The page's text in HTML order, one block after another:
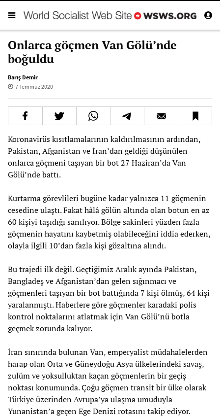
Onlarca göçmen Van Gölü’nde
boğuldu
Barış Demir
7 Temmuz 2020
Koronavirüs kısıtlamalarının kaldırılmasının ardından,
Pakistan, Afganistan ve İran’dan geldiği düşünülen
onlarca göçmeni taşıyan bir bot 27 Haziran’da Van
Gölü’nde battı.
Kurtarma görevlileri bugüne kadar yalnızca 11 göçmenin
cesedine ulaştı. Fakat hâlâ gölün altında olan botun en az
60 kişiyi taşıdığı sanılıyor. Bölge sakinleri yüzden fazla
göçmenin hayatını kaybetmiş olabileceğini iddia ederken,
olayla ilgili 10’dan fazla kişi gözaltına alındı.
Bu trajedi ilk değil. Geçtiğimiz Aralık ayında Pakistan,
Bangladeş ve Afganistan’dan gelen sığınmacı ve
göçmenleri taşıyan bir bot battığında 7 kişi ölmüş, 64 kişi
yaralanmıştı. Haberlere göre göçmenler karadaki polis
kontrol noktalarını atlatmak için Van Gölü’nü botla
geçmek zorunda kalıyor.
İran sınırında bulunan Van, emperyalist müdahalelerden
harap olan Orta ve Güneydoğu Asya ülkelerindeki savaş,
zulüm ve yoksulluktan kaçan göçmenlerin bir geçiş
noktası konumunda. Çoğu göçmen transit bir ülke olarak
Türkiye üzerinden Avrupa’ya ulaşma umuduyla
Yunanistan’a geçen Ege Denizi rotasını takip ediyor.